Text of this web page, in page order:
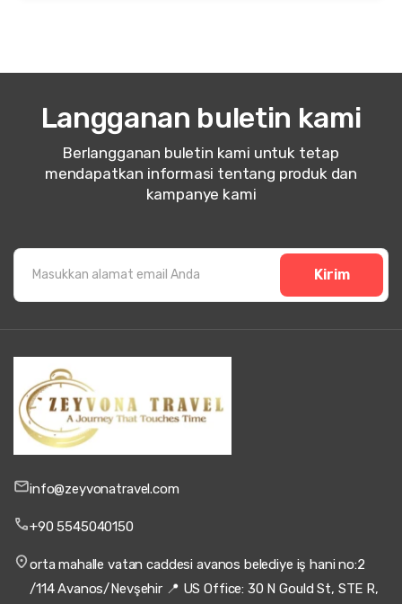
Langganan buletin kami
Berlangganan buletin kami untuk tetap
mendapatkan informasi tentang produk dan
kampanye kami
Kirim
info@zeyvonatravel.com
+90 5545040150
orta mahalle vatan caddesi avanos belediye iş hani no:2
/114 Avanos/Nevşehir 📍 US Office: 30 N Gould St, STE R,